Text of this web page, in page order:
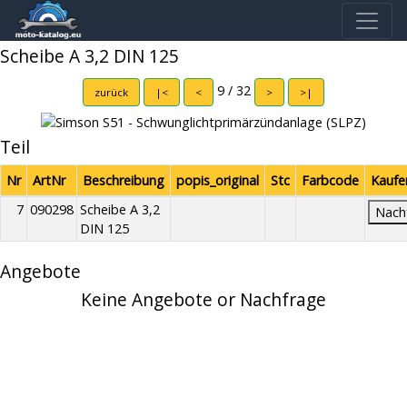
Scheibe A 3,2 DIN 125
zurück |< < 9 / 32 > >|
Teil
Nr ArtNr Beschreibung popis_original Stc Farbcode
7 090298 Scheibe A 3,2
DIN 125
Angebote
Keine Angebote or Nachfrage